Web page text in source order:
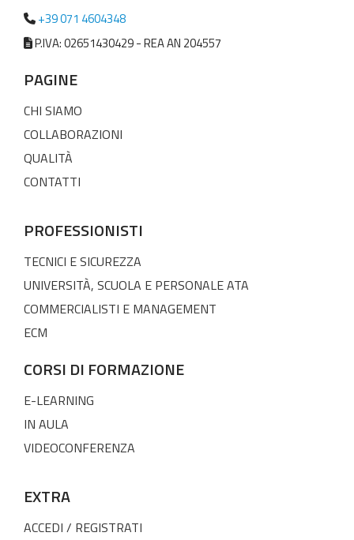
+39 071 4604348
P.IVA: 02651430429 - REA AN 204557
PAGINE
CHI SIAMO
COLLABORAZIONI
QUALITÀ
CONTATTI
PROFESSIONISTI
TECNICI E SICUREZZA
UNIVERSITÀ, SCUOLA E PERSONALE ATA
COMMERCIALISTI E MANAGEMENT
ECM
CORSI DI FORMAZIONE
E-LEARNING
IN AULA
VIDEOCONFERENZA
EXTRA
ACCEDI / REGISTRATI